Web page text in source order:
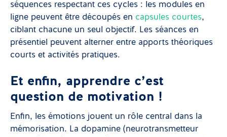
séquences respectant ces cycles : les modules en
ligne peuvent être découpés en capsules courtes,
ciblant chacune un seul objectif. Les séances en
présentiel peuvent alterner entre apports théoriques
courts et activités pratiques.
Et enfin, apprendre c’est
question de motivation !
Enfin, les émotions jouent un rôle central dans la
mémorisation. La dopamine (neurotransmetteur